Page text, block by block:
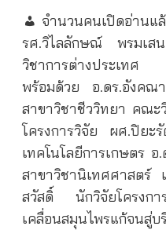
จำนวนคนเปิดอ่านแ
รศ.วิไลลักษณ์ พรมเส
วิชาการต่างประเทศ
พร้อมด้วย อ.ดร.อังคณ
สาขาวิชาชีววิทยา คณะ
โครงการวิจัย
ผศ.ปิยะ
เทคโนโลยีการเกษตร
สาขาวิชานิเทศศาสตร์
สวัสดิ์ นักวิจัยโครงกา
เคลื่อนสมุนไพรแก้จนสู่